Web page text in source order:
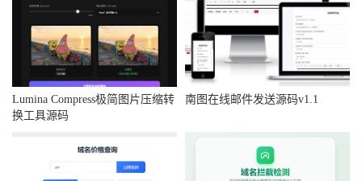
Lumina Compress极简图片压缩转
换工具源码
南图在线邮件发送源码v1.1